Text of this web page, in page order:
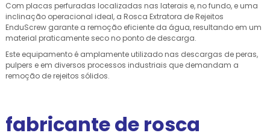
Com placas perfuradas localizadas nas laterais e, no fundo, e uma
inclinação operacional ideal, a Rosca Extratora de Rejeitos
EnduScrew garante a remoção eficiente da água, resultando em um
material praticamente seco no ponto de descarga.
Este equipamento é amplamente utilizado nas descargas de peras,
pulpers e em diversos processos industriais que demandam a
remoção de rejeitos sólidos.
fabricante de rosca